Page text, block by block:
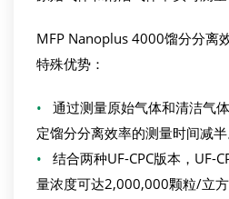
MFP Nanoplus 4000馏分分离
特殊优势：
• 通过测量原始气体和清洁气
定馏分分离效率的测量时间减半
• 结合两种UF-CPC版本，UF-
量浓度可达2,000,000颗粒/立